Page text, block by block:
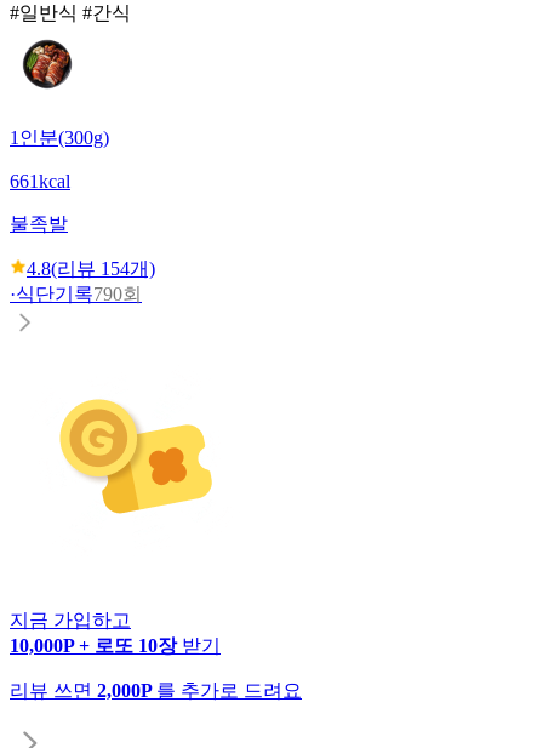
#일반식 #간식
1인분(300g)
661kcal
불족발
4.8(리뷰 154개)
·식단기록790회
지금 가입하고
10,000P + 로또 10장 받기
리뷰 쓰면 2,000P 를 추가로 드려요